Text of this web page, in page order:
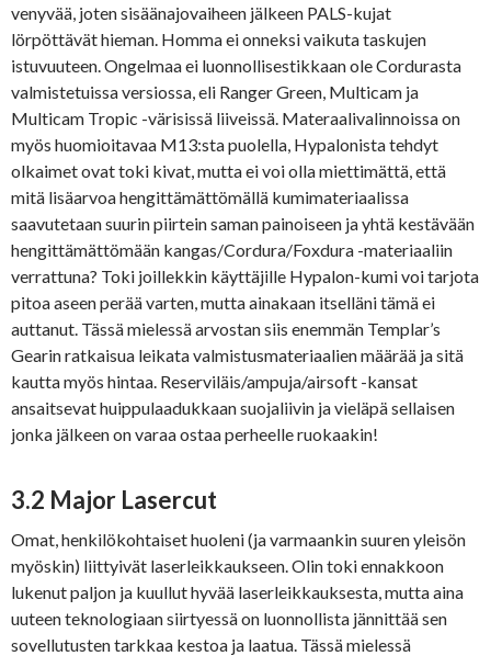
venyvää, joten sisäänajovaiheen jälkeen PALS-kujat
lörpöttävät hieman. Homma ei onneksi vaikuta taskujen
istuvuuteen. Ongelmaa ei luonnollisestikkaan ole Cordurasta
valmistetuissa versiossa, eli Ranger Green, Multicam ja
Multicam Tropic -värisissä liiveissä. Materaalivalinnoissa on
myös huomioitavaa M13:sta puolella, Hypalonista tehdyt
olkaimet ovat toki kivat, mutta ei voi olla miettimättä, että
mitä lisäarvoa hengittämättömällä kumimateriaalissa
saavutetaan suurin piirtein saman painoiseen ja yhtä kestävään
hengittämättömään kangas/Cordura/Foxdura -materiaaliin
verrattuna? Toki joillekkin käyttäjille Hypalon-kumi voi tarjota
pitoa aseen perää varten, mutta ainakaan itselläni tämä ei
auttanut. Tässä mielessä arvostan siis enemmän Templar’s
Gearin ratkaisua leikata valmistusmateriaalien määrää ja sitä
kautta myös hintaa. Reserviläis/ampuja/airsoft -kansat
ansaitsevat huippulaadukkaan suojaliivin ja vieläpä sellaisen
jonka jälkeen on varaa ostaa perheelle ruokaakin!
3.2 Major Lasercut
Omat, henkilökohtaiset huoleni (ja varmaankin suuren yleisön
myöskin) liittyivät laserleikkaukseen. Olin toki ennakkoon
lukenut paljon ja kuullut hyvää laserleikkauksesta, mutta aina
uuteen teknologiaan siirtyessä on luonnollista jännittää sen
sovellutusten tarkkaa kestoa ja laatua. Tässä mielessä